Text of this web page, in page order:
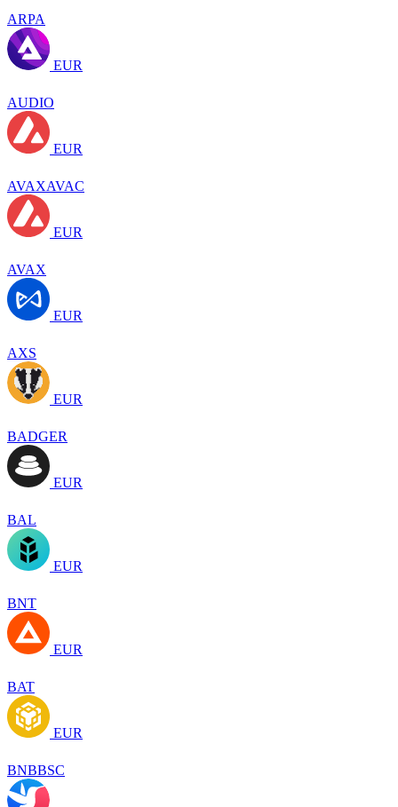
ARPA
EUR
AUDIO
EUR
AVAXAVAC
EUR
AVAX
EUR
AXS
EUR
BADGER
EUR
BAL
EUR
BNT
EUR
BAT
EUR
BNBBSC